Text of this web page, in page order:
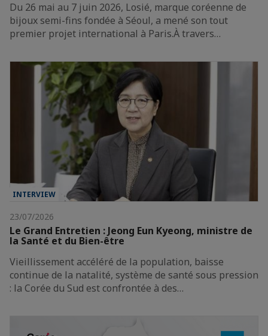
Du 26 mai au 7 juin 2026, Losié, marque coréenne de
bijoux semi-fins fondée à Séoul, a mené son tout
premier projet international à Paris.À travers…
INTERVIEW
23/07/2026
Le Grand Entretien : Jeong Eun Kyeong, ministre de
la Santé et du Bien-être
Vieillissement accéléré de la population, baisse
continue de la natalité, système de santé sous pression
: la Corée du Sud est confrontée à des…